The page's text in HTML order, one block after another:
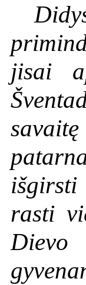
jisai
išgirsti
rasti